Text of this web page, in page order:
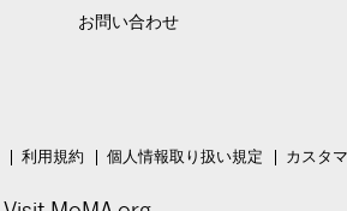
お問い合わせ
利用規約 個人情報取り扱い規定 カスタ